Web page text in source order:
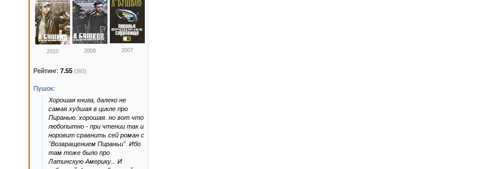
2010 2009 2007
Рейтинг: 7.55 (393)
Пушок:
Хорошая книга, далеко не
самая худшая в цикле про
Пиранью. хорошая. но вот что
любопытно - при чтении так и
норовит сравнить сей роман с
"Возвращением Пираньи". Ибо
там тоже было про
Латинскую Америку... И